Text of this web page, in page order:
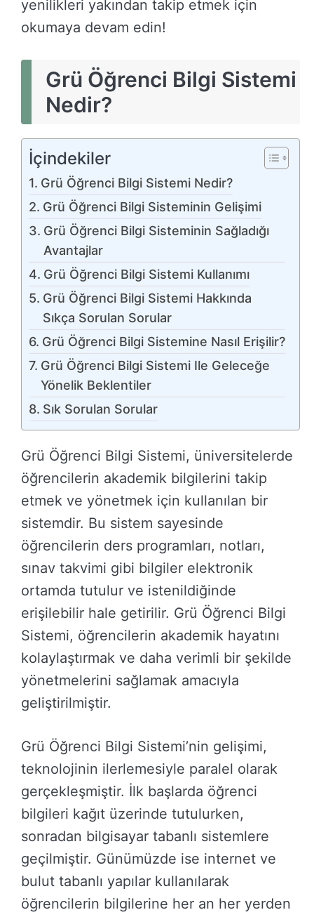
yenilikleri yakından takip etmek için
okumaya devam edin!
Grü Öğrenci Bilgi Sistemi
Nedir?
İçindekiler
Grü Öğrenci Bilgi Sistemi Nedir?
Grü Öğrenci Bilgi Sisteminin Gelişimi
Grü Öğrenci Bilgi Sisteminin Sağladığı
Avantajlar
Grü Öğrenci Bilgi Sistemi Kullanımı
Grü Öğrenci Bilgi Sistemi Hakkında
Sıkça Sorulan Sorular
Grü Öğrenci Bilgi Sistemine Nasıl Erişilir?
Grü Öğrenci Bilgi Sistemi Ile Geleceğe
Yönelik Beklentiler
Sık Sorulan Sorular
Grü Öğrenci Bilgi Sistemi, üniversitelerde
öğrencilerin akademik bilgilerini takip
etmek ve yönetmek için kullanılan bir
sistemdir. Bu sistem sayesinde
öğrencilerin ders programları, notları,
sınav takvimi gibi bilgiler elektronik
ortamda tutulur ve istenildiğinde
erişilebilir hale getirilir. Grü Öğrenci Bilgi
Sistemi, öğrencilerin akademik hayatını
kolaylaştırmak ve daha verimli bir şekilde
yönetmelerini sağlamak amacıyla
geliştirilmiştir.
Grü Öğrenci Bilgi Sistemi’nin gelişimi,
teknolojinin ilerlemesiyle paralel olarak
gerçekleşmiştir. İlk başlarda öğrenci
bilgileri kağıt üzerinde tutulurken,
sonradan bilgisayar tabanlı sistemlere
geçilmiştir. Günümüzde ise internet ve
bulut tabanlı yapılar kullanılarak
öğrencilerin bilgilerine her an her yerden